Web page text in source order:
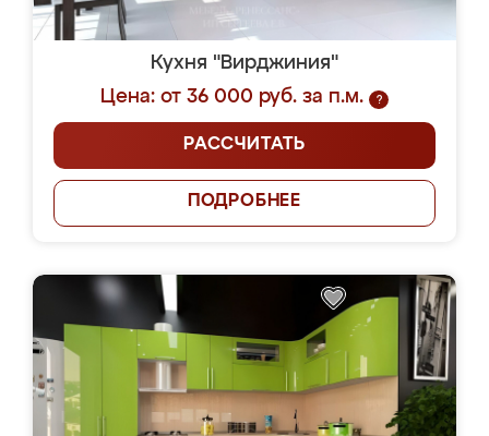
Кухня "Вирджиния"
Цена: от 36 000 руб. за п.м.
?
РАССЧИТАТЬ
ПОДРОБНЕЕ